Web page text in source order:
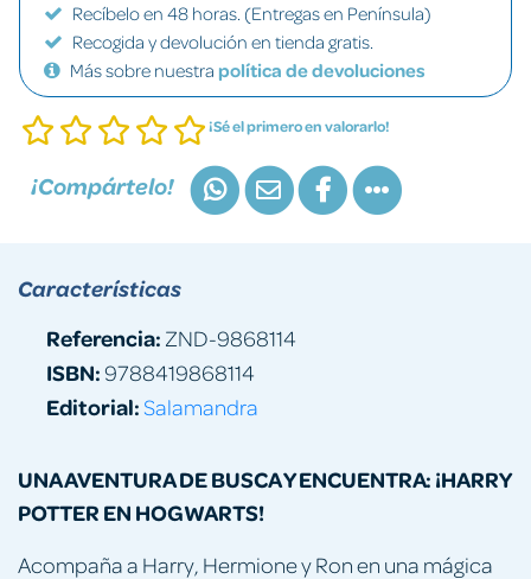
Recíbelo en 48 horas. (Entregas en Península)
Recogida y devolución en tienda gratis.
Más sobre nuestra política de devoluciones
¡Sé el primero en valorarlo!
¡Compártelo!
UNA AVENTURA DE BUSCA Y ENCUENTRA: ¡HARRY
POTTER EN HOGWARTS!
Acompaña a Harry, Hermione y Ron en una mágica
Características
Referencia: ZND-9868114
ISBN:9788419868114
Editorial:Salamandra